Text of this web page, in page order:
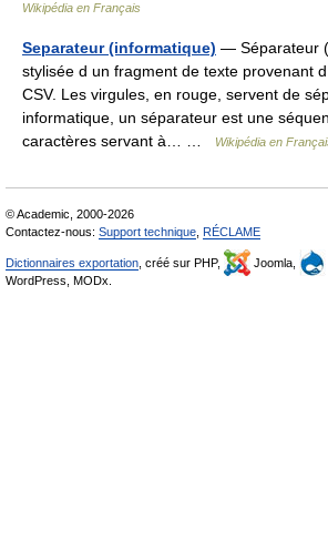
Wikipédia en Français
Separateur (informatique) — Séparateur
stylisée d un fragment de texte provenant
CSV. Les virgules, en rouge, servent de
informatique, un séparateur est une
caractères servant à… …
Wikipédia en
© Academic, 2000-2026
Contactez-nous: Support technique RÉCLAME
Dictionnaires exportation , créé sur PHP, Joomla,
WordPress, MODx.